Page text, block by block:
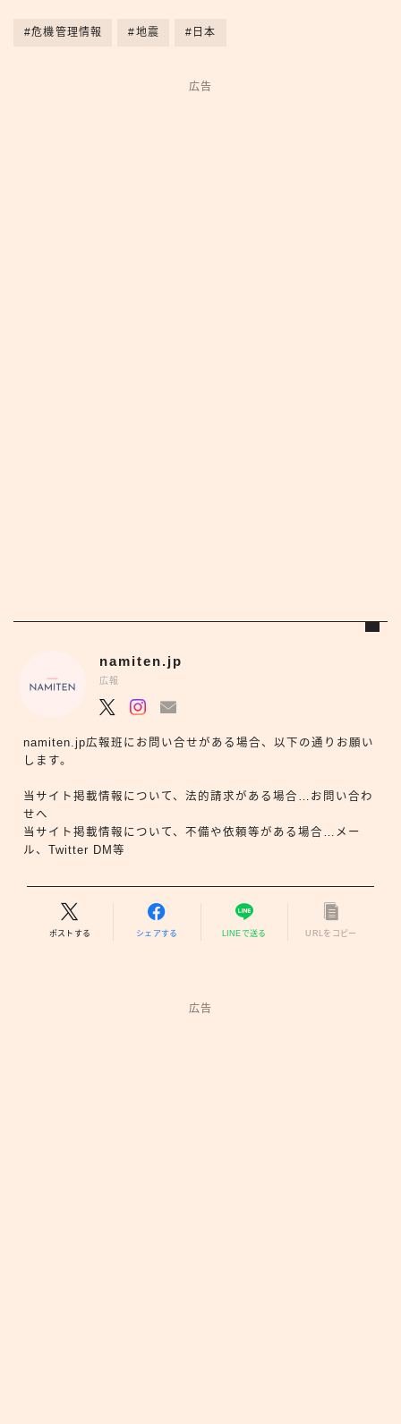
#危機管理情報 #地震 #日本
広告
namiten.jp
広報
namiten.jp広報班にお問い合せがある場合、以下の通りお願い
します。
当サイト掲載情報について、法的請求がある場合…お問い合わ
せへ
当サイト掲載情報について、不備や依頼等がある場合…メー
ル、Twitter DM等
ポストする シェアする LINEで送る URLをコピー
広告